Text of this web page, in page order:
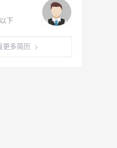
下
更多简历